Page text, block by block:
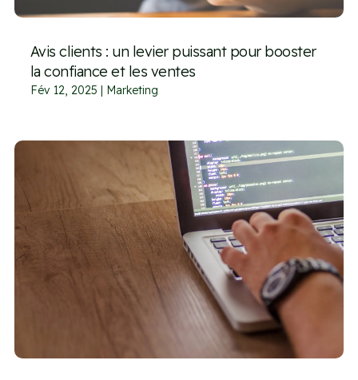
Avis clients : un levier puissant pour booster
la confiance et les ventes
Fév 12, 2025 | Marketing